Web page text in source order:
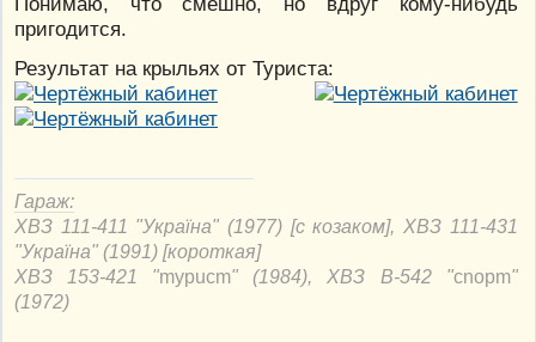
пригодится.
Результат на крыльях от Туриста:
Гараж:
ХВЗ 111-411 "Україна" (1977) [с козаком], ХВЗ 111-431
"Україна" (1991) [короткая]
ХВЗ 153-421 "mypucm" (1984), ХВЗ В-542 "cnорm"
(1972)